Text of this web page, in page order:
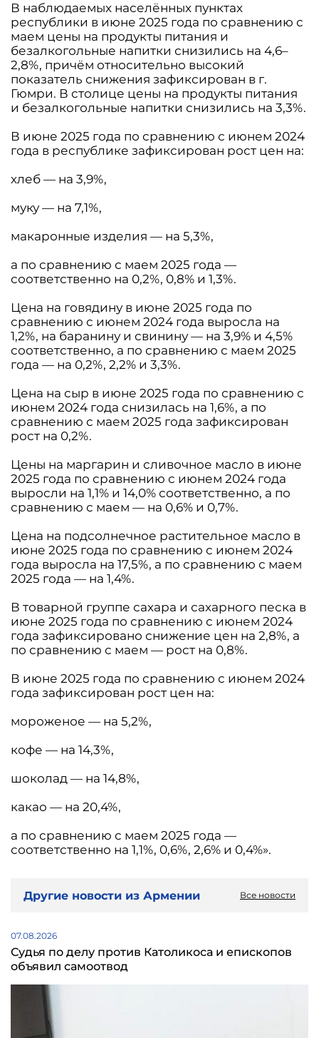
В наблюдаемых населённых пунктах
республики в июне 2025 года по сравнению с
маем цены на продукты питания и
безалкогольные напитки снизились на 4,6–
2,8%, причём относительно высокий
показатель снижения зафиксирован в г.
Гюмри. В столице цены на продукты питания
и безалкогольные напитки снизились на 3,3%.
В июне 2025 года по сравнению с июнем 2024
года в республике зафиксирован рост цен на:
хлеб — на 3,9%,
муку — на 7,1%,
макаронные изделия — на 5,3%,
а по сравнению с маем 2025 года —
соответственно на 0,2%, 0,8% и 1,3%.
Цена на говядину в июне 2025 года по
сравнению с июнем 2024 года выросла на
1,2%, на баранину и свинину — на 3,9% и 4,5%
соответственно, а по сравнению с маем 2025
года — на 0,2%, 2,2% и 3,3%.
Цена на сыр в июне 2025 года по сравнению с
июнем 2024 года снизилась на 1,6%, а по
сравнению с маем 2025 года зафиксирован
рост на 0,2%.
Цены на маргарин и сливочное масло в июне
2025 года по сравнению с июнем 2024 года
выросли на 1,1% и 14,0% соответственно, а по
сравнению с маем — на 0,6% и 0,7%.
Цена на подсолнечное растительное масло в
июне 2025 года по сравнению с июнем 2024
года выросла на 17,5%, а по сравнению с маем
2025 года — на 1,4%.
В товарной группе сахара и сахарного песка в
июне 2025 года по сравнению с июнем 2024
года зафиксировано снижение цен на 2,8%, а
по сравнению с маем — рост на 0,8%.
В июне 2025 года по сравнению с июнем 2024
года зафиксирован рост цен на:
мороженое — на 5,2%,
кофе — на 14,3%,
шоколад — на 14,8%,
какао — на 20,4%,
а по сравнению с маем 2025 года —
соответственно на 1,1%, 0,6%, 2,6% и 0,4%».
Другие новости из Армении Все новости
07.08.2026
Судья по делу против Католикоса и епископов
объявил самоотвод